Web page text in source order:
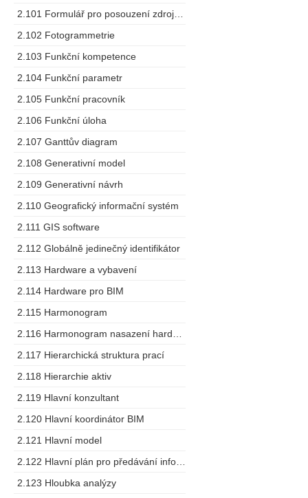
2.102 Fotogrammetrie
2.103 Funkční kompetence
2.104 Funkční parametr
2.105 Funkční pracovník
2.106 Funkční úloha
2.107 Ganttův diagram
2.108 Generativní model
2.109 Generativní návrh
2.110 Geografický informační systém
2.111 GIS software
2.112 Globálně jedinečný identifikátor
2.113 Hardware a vybavení
2.114 Hardware pro BIM
2.115 Harmonogram
2.117 Hierarchická struktura prací
2.118 Hierarchie aktiv
2.119 Hlavní konzultant
2.120 Hlavní koordinátor BIM
2.121 Hlavní model
2.123 Hloubka analýzy